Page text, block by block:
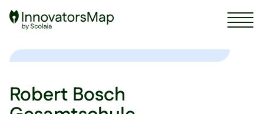
Scolaia Logo - Visit Homepage
Robert Bosch